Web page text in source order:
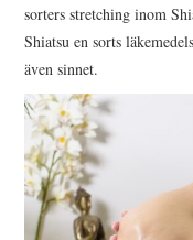
sorters stretching inom
Shiatsu en sorts
även sinnet.